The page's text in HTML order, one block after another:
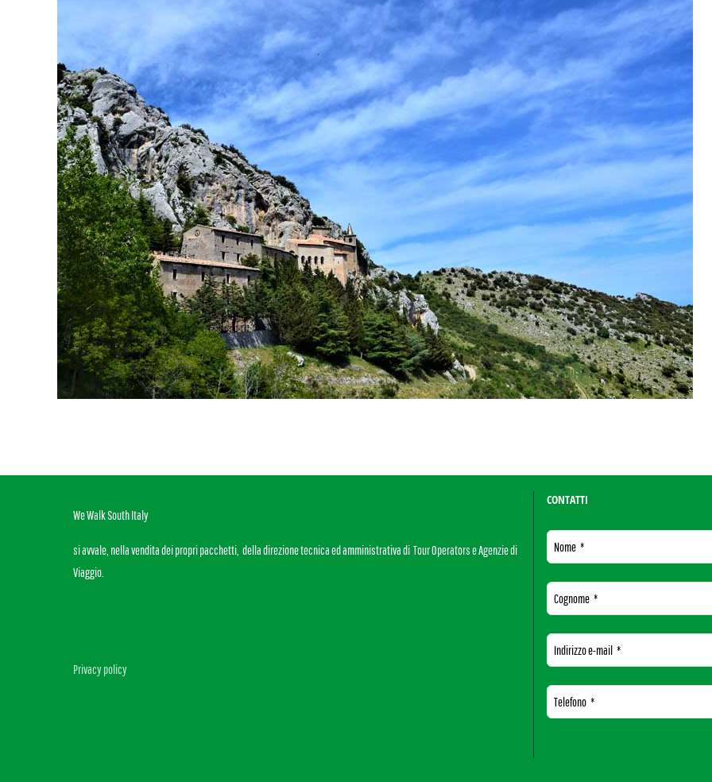
In cammino tra borghi e natura nel Parco Nazionale del Pollino –
We Walk South Italy
si avvale, nella vendita dei propri pacchetti, della direzione tecnica ed amministrativa di Tour Operators e Agenzie di
Viaggio.
Privacy policy
CONTATTI
Nome *
Cognome *
Indirizzo e-mail *
Telefono *